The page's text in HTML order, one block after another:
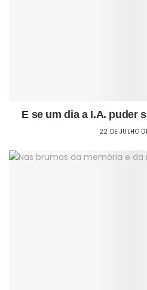
E se um dia a I.A. puder
22 DE JULHO